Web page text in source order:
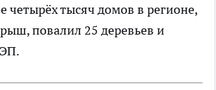
четырёх тысяч домов в регионе,
повалил 25 деревьев и